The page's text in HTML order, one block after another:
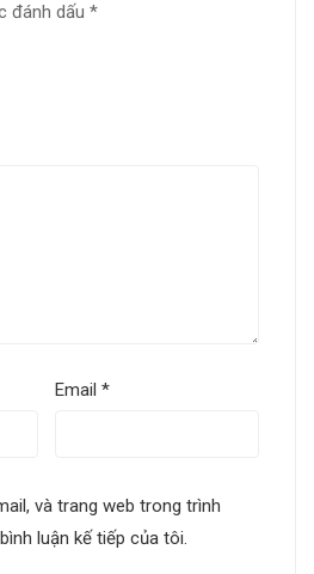
đánh dấu *
Email*
và trang web trong trình
luận kế tiếp của tôi.